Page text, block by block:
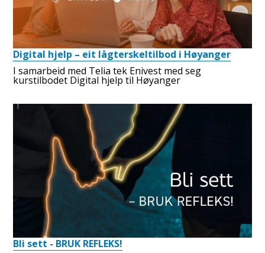
Digital hjelp – eit lågterskeltilbod i Høyanger
I samarbeid med Telia tek Enivest med seg
kurstilbodet Digital hjelp til Høyanger
Bli sett - BRUK REFLEKS!